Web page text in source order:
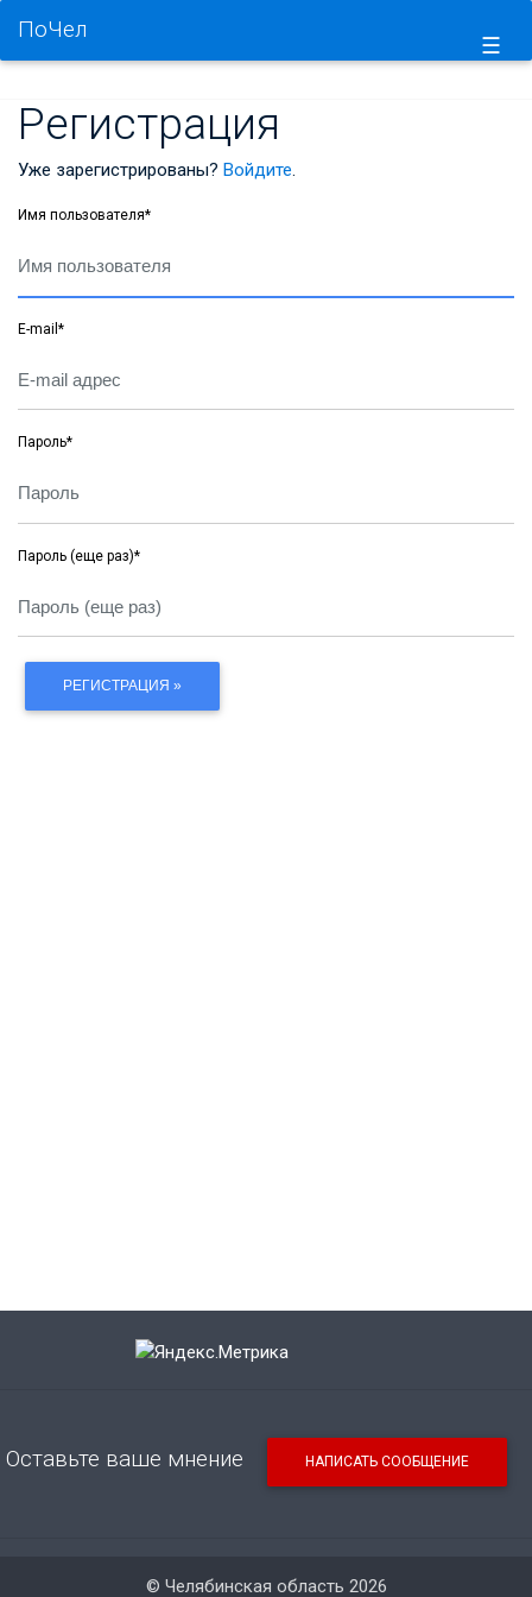
☰
ПоЧел
Регистрация
Уже зарегистрированы? Войдите.
Имя пользователя*
E-mail *
Пароль*
Пароль (еще раз)*
РЕГИСТРАЦИЯ »
Оставьте ваше мнение НАПИСАТЬ СООБЩЕНИЕ
© Челябинская область 2026